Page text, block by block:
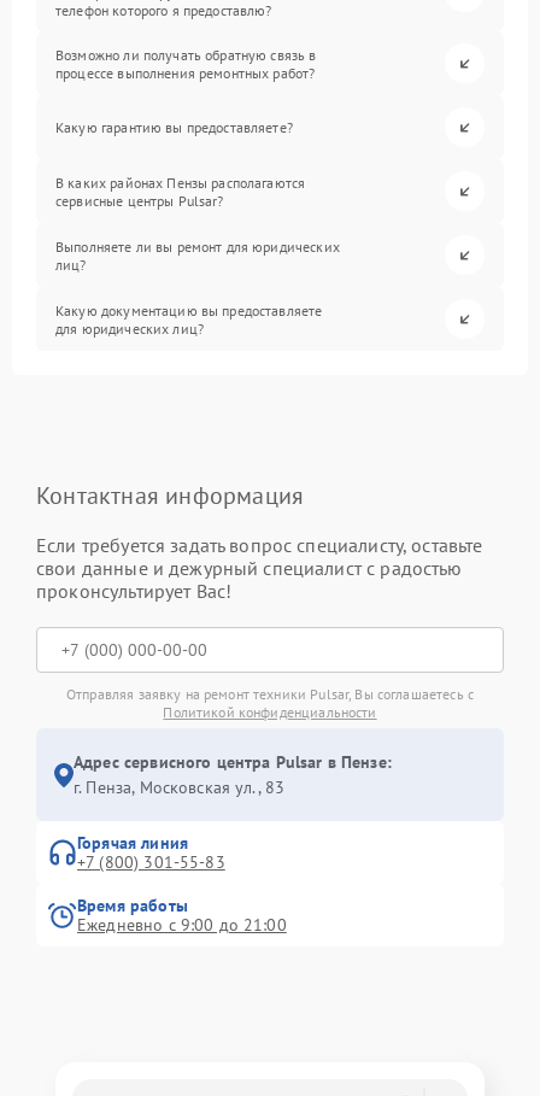
телефон которого я предоставлю?
Возможно ли получать обратную связь в
процессе выполнения ремонтных работ?
Какую гарантию вы предоставляете?
В каких районах Пензы располагаются
сервисные центры Pulsar?
Выполняете ли вы ремонт для юридических
лиц?
Какую документацию вы предоставляете
для юридических лиц?
Контактная информация
Если требуется задать вопрос специалисту, оставьте
свои данные и дежурный специалист с радостью
проконсультирует Вас!
Отправляя заявку на ремонт техники Pulsar, Вы соглашаетесь с
Политикой конфиденциальности
Адрес сервисного центра Pulsar в Пензе:
г. Пенза, Московская ул., 83
Горячая линия
+7 (800) 301-55-83
Время работы
Ежедневно с 9:00 до 21:00